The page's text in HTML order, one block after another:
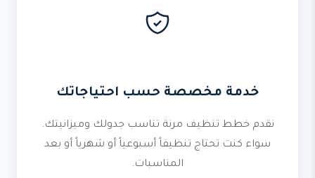
خدمة مخصصة حسب احتياجاتك
نقدم خطط تنظيف مرنة تناسب جدولك وميزانيتك.
سواء كنت تحتاج تنظيفاً أسبوعياً أو شهرياً أو بعد
المناسبات.